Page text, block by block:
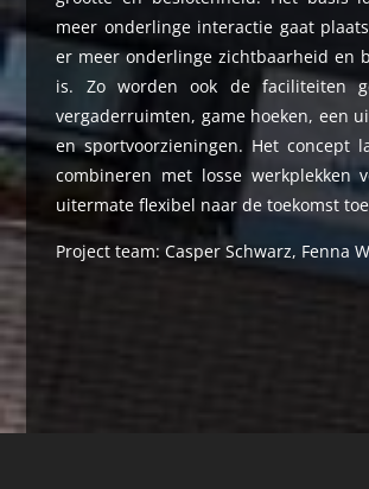
meer onderlinge interactie gaat
er meer onderlinge zichtbaarheid en
is. Zo worden ook de faciliteiten
vergaderruimten, game hoeken, een
en sportvoorzieningen. Het concept
combineren met losse werkplekken
uitermate flexibel naar de toekomst
Project team: Casper Schwarz, Fenna